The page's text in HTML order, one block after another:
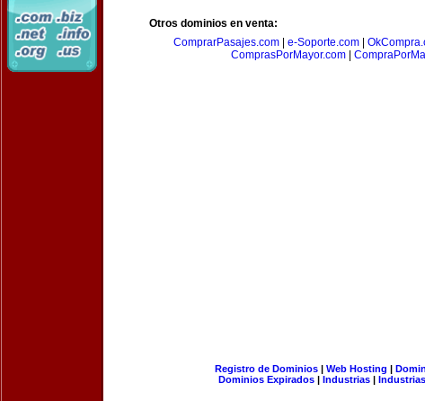
Otros dominios en venta:
ComprarPasajes.com
e-Soporte.com
ComprasPorMayor.com|
Registro de Dominios| Web Hosting |
Dominios Expirados | Industrias |